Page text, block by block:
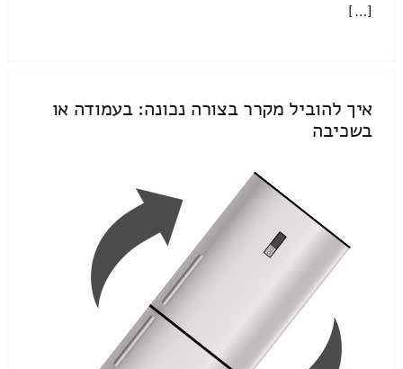
[…]
איך להוביל מקרר בצורה נכונה: בעמודה או
בשכיבה